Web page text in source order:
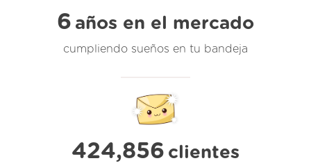
6 años en el mercado
cumpliendo sueños en tu bandeja
424,856 clientes